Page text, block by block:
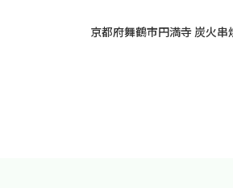
京都府舞鶴市円満寺 炭火串